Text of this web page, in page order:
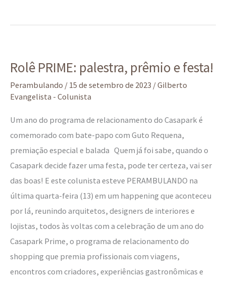
Rolê PRIME: palestra, prêmio e festa!
Perambulando / 15 de setembro de 2023 /Gilberto
Evangelista - Colunista
Um ano do programa de relacionamento do Casapark é
comemorado com bate-papo com Guto Requena,
premiação especial e balada Quem já foi sabe, quando o
Casapark decide fazer uma festa, pode ter certeza, vai ser
das boas! E este colunista esteve PERAMBULANDO na
última quarta-feira (13) em um happening que aconteceu
por lá, reunindo arquitetos, designers de interiores e
lojistas, todos às voltas com a celebração de um ano do
Casapark Prime, o programa de relacionamento do
shopping que premia profissionais com viagens,
encontros com criadores, experiências gastronômicas e
PRIME:
palestra,
prêmio